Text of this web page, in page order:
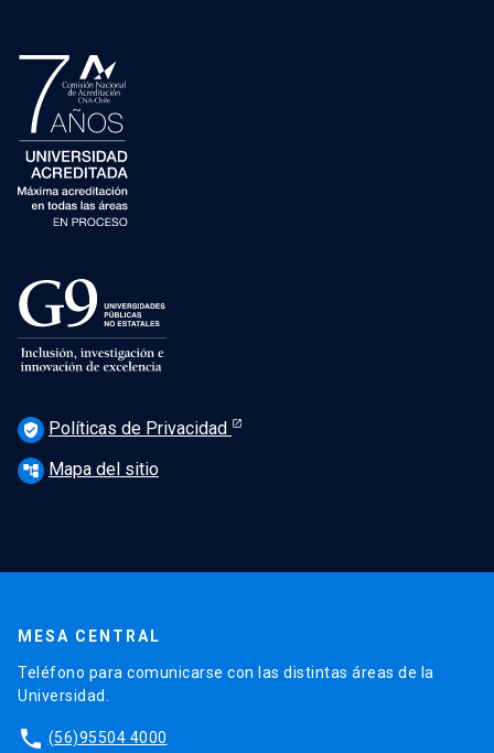
verified_user Políticas de Privacidad
account_tree Mapa del sitio
MESA CENTRAL
Teléfono para comunicarse con las distintas áreas de la
Universidad.
phone (56)95504 4000